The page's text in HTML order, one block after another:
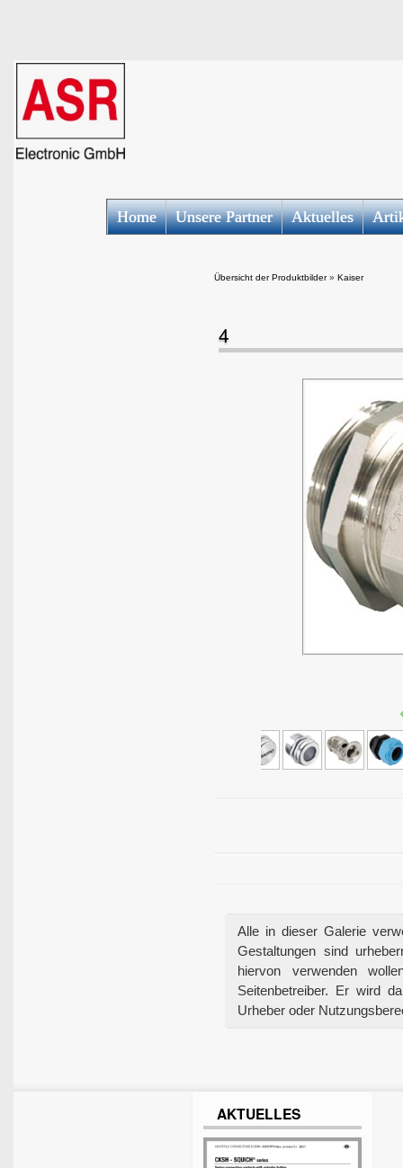
Home Unsere Partner Aktuelles
Übersicht der Produktbilder» Kaiser
4
Alle in dieser Galerie
Gestaltungen sind
hiervon verwenden
Seitenbetreiber. Er wird
Urheber oder
AKTUELLES